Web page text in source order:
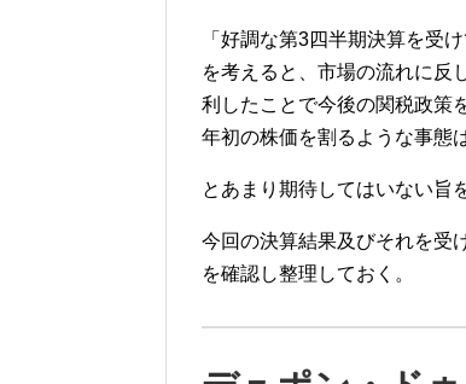
「好調な第3四半期決算を受
を考えると、市場の流れに反
利したことで今後の関税政策
年初の株価を割るような事態
とあまり期待してはいない旨
今回の決算結果及びそれを受
を確認し整理しておく。